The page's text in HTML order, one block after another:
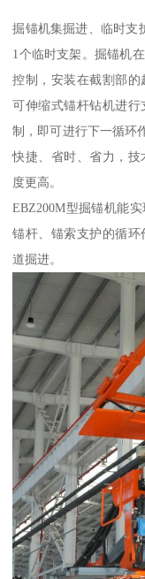
掘锚机集掘进、临时支
1个临时支架。掘锚机
控制，安装在截割部
可伸缩式锚杆钻机进
制，即可进行下一循环
快捷、省时、省力，
度更高。
EBZ200M型掘锚机能
锚杆、锚索支护的循
道掘进。